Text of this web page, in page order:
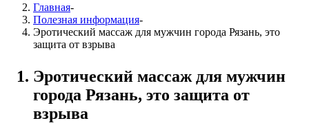
Главная-
Полезная информация-
Эротический массаж для мужчин города Рязань, это
защита от взрыва
Эротический массаж для мужчин
города Рязань, это защита от
взрыва